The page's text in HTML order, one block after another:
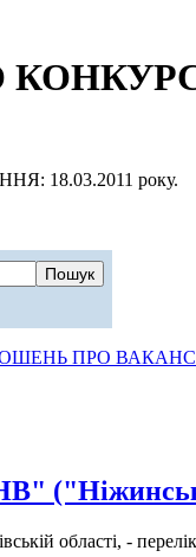
18.03.2011 року.
ПРО
області, -